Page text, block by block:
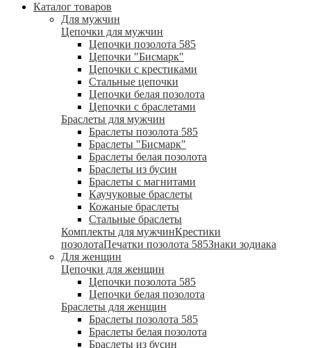
Каталог товаров
Для мужчин
Цепочки для мужчин
Цепочки позолота 585
Цепочки "Бисмарк"
Цепочки с крестиками
Стальные цепочки
Цепочки белая позолота
Цепочки с браслетами
Браслеты для мужчин
Браслеты позолота 585
Браслеты "Бисмарк"
Браслеты белая позолота
Браслеты из бусин
Браслеты с магнитами
Каучуковые браслеты
Кожаные браслеты
Стальные браслеты
Комплекты для мужчинКрестики
позолотаПечатки позолота 585Знаки зодиака
Для женщин
Цепочки для женщин
Цепочки позолота 585
Цепочки белая позолота
Браслеты для женщин
Браслеты позолота 585
Браслеты белая позолота
Браслеты из бусин